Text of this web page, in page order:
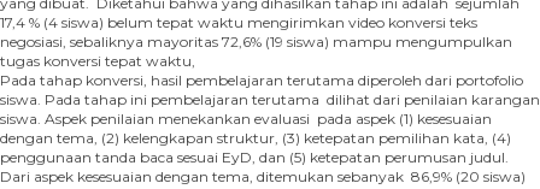
17,4 % (4 siswa) belum tepat waktu mengirimkan video konversi teks
negosiasi, sebaliknya mayoritas 72,6% (19 siswa) mampu mengumpulkan
tugas konversi tepat waktu,
Pada tahap konversi, hasil pembelajaran terutama diperoleh dari portofolio
siswa. Pada tahap ini pembelajaran terutama dilihat dari penilaian karangan
siswa. Aspek penilaian menekankan evaluasi pada aspek (1) kesesuaian
dengan tema, (2) kelengkapan struktur, (3) ketepatan pemilihan kata, (4)
penggunaan tanda baca sesuai EyD, dan (5) ketepatan perumusan judul.
Dari aspek kesesuaian dengan tema, ditemukan sebanyak 86,9% (20 siswa)